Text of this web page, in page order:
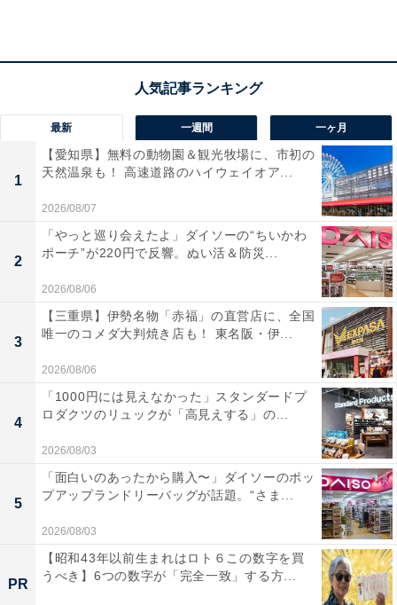
駐車場：160台程度
料金
入場・遊具（ひごっこジャングル）：無料
多目的運動広場・野球場・テニスコート：別途有料
あわせて読みたい
特産品が楽しめると思う「熊本県の道の駅」
ランキング！ 2位「阿蘇」を抑えた1位は？
最新 一週間 一ヶ月
1
【愛知県】無料の動物園＆観光牧場に、市初の
天然温泉も！ 高速道路のハイウェイオア...
2026/08/07
2
「やっと巡り会えたよ」ダイソーの“ちいかわ
ポーチ”が220円で反響。ぬい活＆防災...
2026/08/06
3
【三重県】伊勢名物「赤福」の直営店に、全国
唯一のコメダ大判焼き店も！ 東名阪・伊...
2026/08/06
4
「1000円には見えなかった」スタンダードプ
ロダクツのリュックが「高見えする」の...
2026/08/03
5
「面白いのあったから購入〜」ダイソーのポッ
プアップランドリーバッグが話題。“さま...
2026/08/03
PR
【昭和43年以前生まれはロト６この数字を買
うべき】6つの数字が「完全一致」する方...